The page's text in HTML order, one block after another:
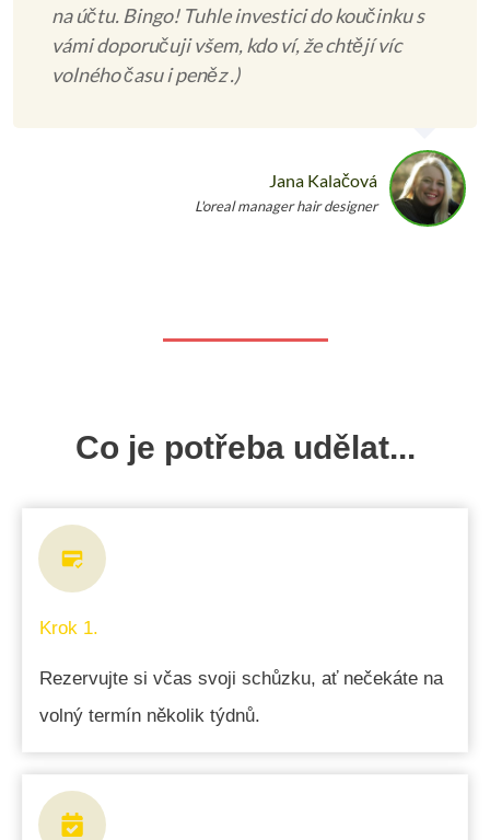
na účtu. Bingo! Tuhle investici do koučinku s
vámi doporučuji všem, kdo ví, že chtějí víc
volného času i peněz .)
Jana Kalačová
L'oreal manager hair designer
Co je potřeba udělat...
Krok 1.
Rezervujte si včas svoji schůzku, ať nečekáte na
volný termín několik týdnů.